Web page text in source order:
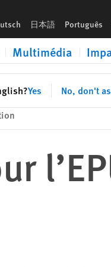
日本語 Português
Multimédia
Yes No, don't